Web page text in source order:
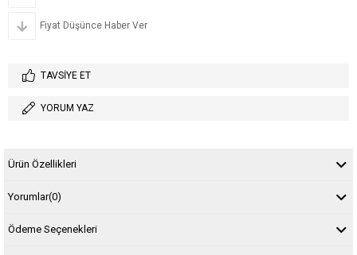
Fiyat Düşünce Haber Ver
TAVSIYE ET
YORUM YAZ
Ürün Özellikleri
Yorumlar(0)
Ödeme Seçenekleri